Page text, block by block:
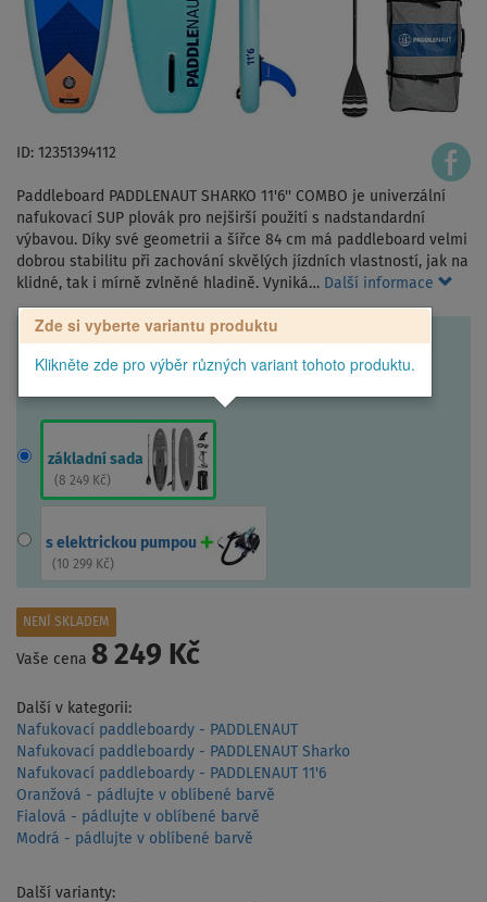
ID: 12351394112
Paddleboard PADDLENAUT SHARKO 11'6'' COMBO je univerzální
nafukovací SUP plovák pro nejširší použití s nadstandardní
výbavou. Díky své geometrii a šířce 84 cm má paddleboard velmi
dobrou stabilitu při zachování skvělých jízdních vlastností, jak na
klidné, tak i mírně zvlněné hladině. Vyniká… Další informace
Zde si vyberte variantu produktu
Klikněte zde pro výběr různých variant tohoto produktu.
základní sada
(8 249 Kč)
s elektrickou pumpou
( 10 299 Kč)
NENÍ SKLADEM
Vaše cena 8 249 Kč
Další v kategorii:
Nafukovací paddleboardy - PADDLENAUT
Nafukovací paddleboardy - PADDLENAUT Sharko
Nafukovací paddleboardy - PADDLENAUT 11'6
Oranžová - pádlujte v oblíbené barvě
Fialová - pádlujte v oblíbené barvě
Modrá - pádlujte v oblíbené barvě
Další varianty: